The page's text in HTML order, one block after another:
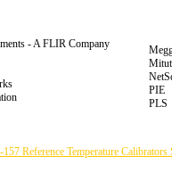
- A FLIR Company
PIE
PLS
Reference Temperature Calibrators